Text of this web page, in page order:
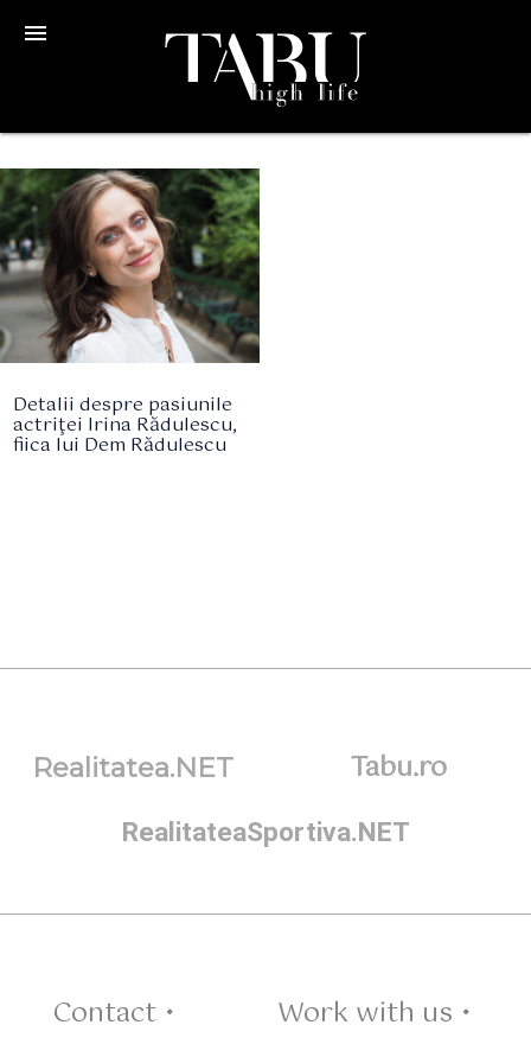
menu
Detalii despre pasiunile
actriţei Irina Rădulescu,
fiica lui Dem Rădulescu
Realitatea.NET Tabu.ro
RealitateaSportiva.NET
Contact • Work with us •